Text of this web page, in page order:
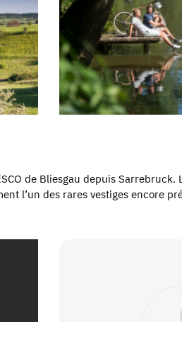
de Bliesgau depuis
l’un des rares vestiges encore